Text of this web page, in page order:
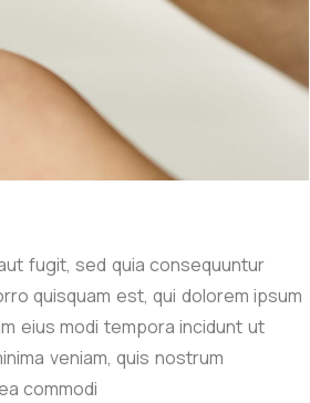
fugit, sed quia consequuntur
quisquam est, qui dolorem ipsum
eius modi tempora incidunt ut
veniam, quis nostrum
commodi